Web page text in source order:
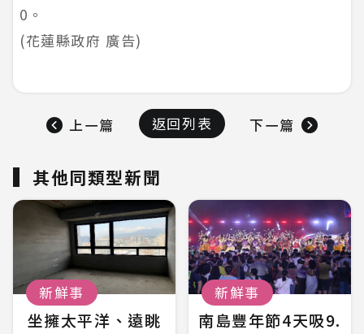
0。
(花蓮縣政府 廣告)
上一篇 返回列表 下一篇
其他同類型新聞
新鮮事
坐擁太平洋、遠眺
新鮮事
南島豐年節4天吸9.